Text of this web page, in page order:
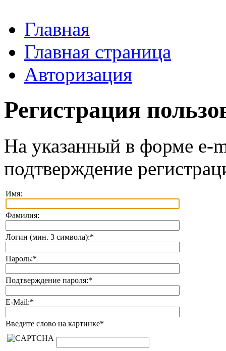
Главная
Главная страница
Авторизация
Регистрация
На указанный в форме e-
подтверждение
Имя:
Фамилия:
Логин (мин. 3 символа):*
Пароль:*
Подтверждение пароля:*
E-Mail:*
Введите слово на картинке*